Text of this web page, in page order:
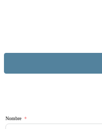
Nombre